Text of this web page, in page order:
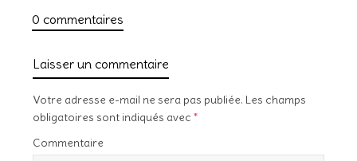
0 commentaires
Laisser un commentaire
Votre adresse e-mail ne sera pas publiée. Les champs
obligatoires sont indiqués avec *
Commentaire